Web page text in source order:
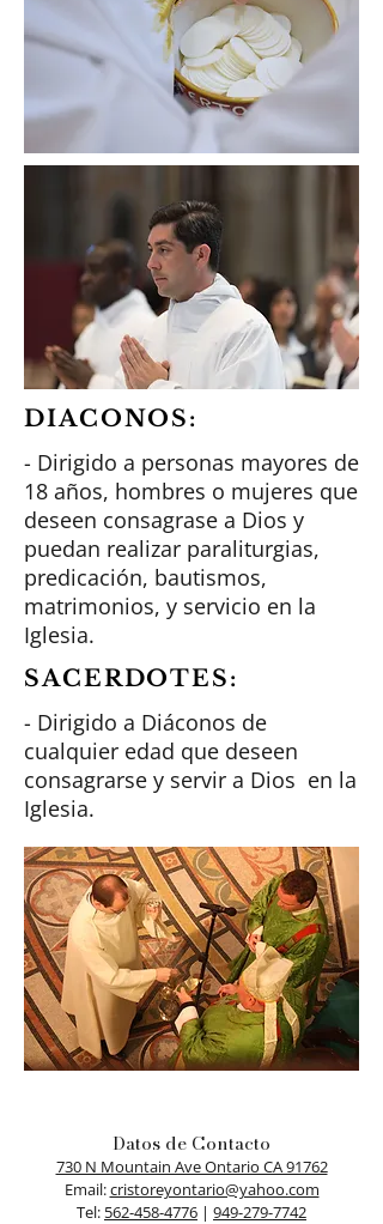
DIACONOS:
- Dirigido a personas mayores de
18 años, hombres o mujeres que
deseen consagrase a Dios y
puedan realizar paraliturgias,
predicación, bautismos,
matrimonios, y servicio en la
Iglesia.
SACERDOTES:
- Dirigido a Diáconos de
cualquier edad que deseen
consagrarse y servir a Dios en la
Iglesia.
Datos de Contacto
730 N Mountain Ave Ontario CA 91762
​Email:cristoreyontario@yahoo.com
Tel: 562-458-4776 | 949-279-7742